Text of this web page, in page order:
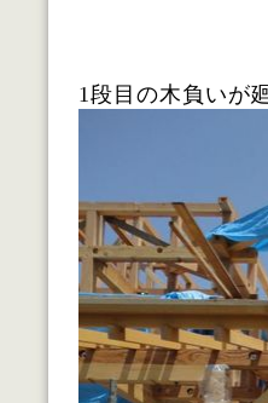
1段目の木負いが